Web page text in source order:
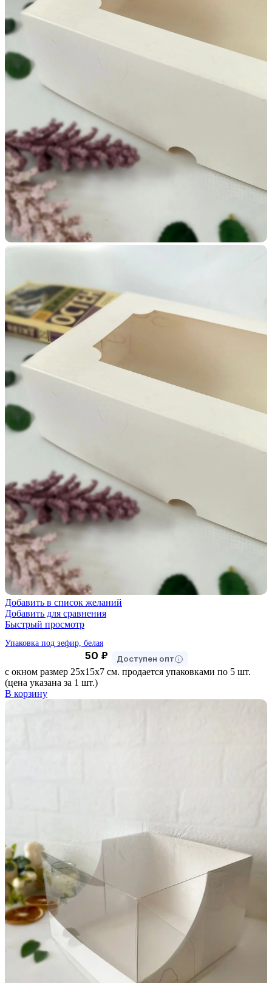
Добавить в список желаний
Добавить для сравнения
Быстрый просмотр
Упаковка под зефир, белая
50 ₽ Доступен опт
с окном размер 25х15х7 см. продается упаковками по 5 шт.
(цена указана за 1 шт.)
В корзину